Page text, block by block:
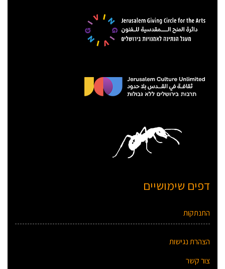
דפים שימושיים
התנתקות
הצהרת נגישות
צור קשר